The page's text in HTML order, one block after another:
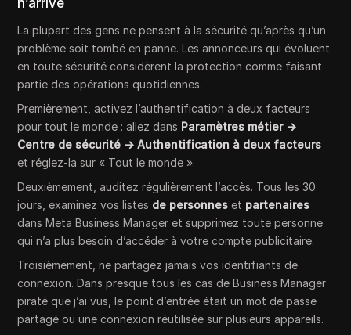
La plupart des gens ne pensent à la sécurité qu’après qu’un
problème soit tombé en panne. Les annonceurs qui évoluent
en toute sécurité considèrent la protection comme faisant
partie des opérations quotidiennes.
Premièrement, activez l’authentification à deux facteurs
pour tout le monde : allez dans Paramètres métier →
Centre de sécurité → Authentification à deux facteurs
et réglez-la sur « Tout le monde ».
Deuxièmement, auditez régulièrement l’accès. Tous les 30
jours, examinez vos listes de personnes et partenaires
dans Meta Business Manager et supprimez toute personne
qui n’a plus besoin d’accéder à votre compte publicitaire.
Troisièmement, ne partagez jamais vos identifiants de
connexion. Dans presque tous les cas de Business Manager
piraté que j’ai vus, le point d’entrée était un mot de passe
partagé ou une connexion réutilisée sur plusieurs appareils.